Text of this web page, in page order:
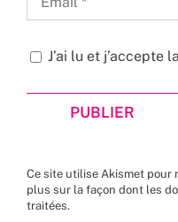
J’ai lu et j’accepte la
Ce site utilise Akismet pour
plus sur la façon dont les
traitées.